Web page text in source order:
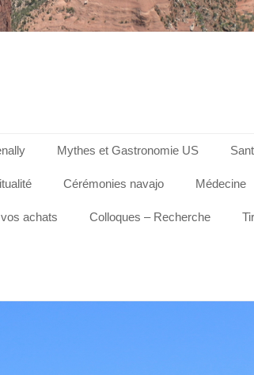
Mythes et Gastronomie US
Cérémonies navajo Médecine
achats Colloques – Recherche